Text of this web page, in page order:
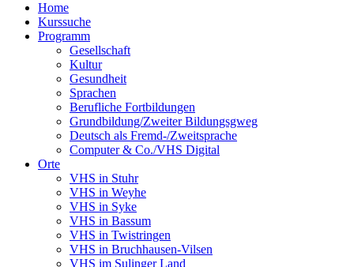
Home
Kurssuche
Programm
Gesellschaft
Kultur
Gesundheit
Sprachen
Berufliche Fortbildungen
Grundbildung/Zweiter Bildungsgweg
Deutsch als Fremd-/Zweitsprache
Computer & Co./VHS Digital
Orte
VHS in Stuhr
VHS in Weyhe
VHS in Syke
VHS in Bassum
VHS in Twistringen
VHS in Bruchhausen-Vilsen
VHS im Sulinger Land